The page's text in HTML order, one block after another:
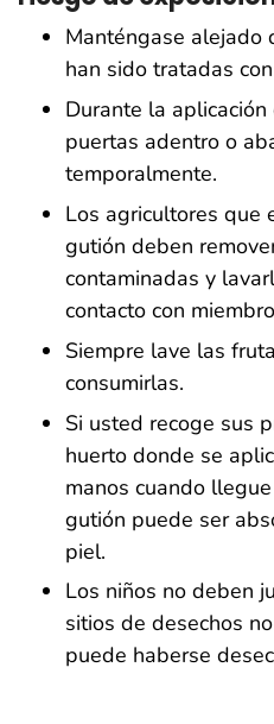
Manténgase alejado
han sido tratadas
Durante la
puertas adentro o
temporalmente.
Los agricultores que
gutión deben
contaminadas y
contacto con
Siempre lave las
consumirlas.
Si usted recoge sus
huerto donde se
manos cuando
gutión puede ser
piel.
Los niños no deben
sitios de desechos
puede haberse